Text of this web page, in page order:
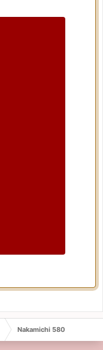
Nakamichi 580